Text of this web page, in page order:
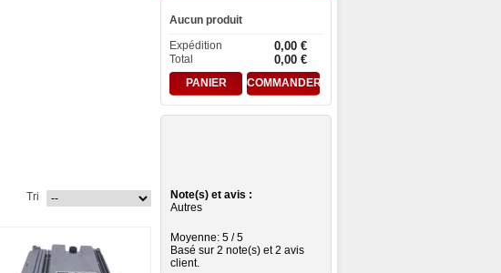
Tri
Aucun produit
Expédition
0,00 €
Total 0,00 €
PANIER COMMANDER
Note(s) et avis :
Autres
Moyenne: 5 /5
Basé sur 2 note(s) et 2 avis
client.